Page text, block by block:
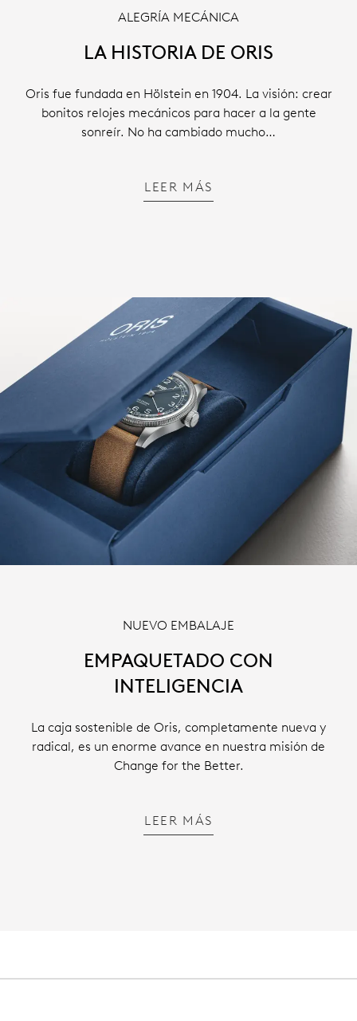
ALEGRÍA MECÁNICA
LA HISTORIA DE ORIS
Oris fue fundada en Hölstein en 1904. La visión: crear
bonitos relojes mecánicos para hacer a la gente
sonreír. No ha cambiado mucho…
LEER MÁS
NUEVO EMBALAJE
EMPAQUETADO CON
INTELIGENCIA
La caja sostenible de Oris, completamente nueva y
radical, es un enorme avance en nuestra misión de
Change for the Better.
LEER MÁS